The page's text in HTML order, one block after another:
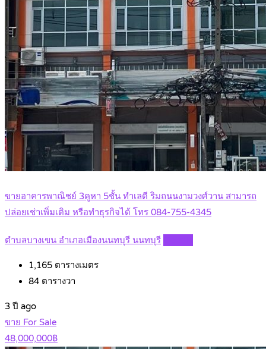
ขายอาคารพาณิชย์ 3คูหา 5ชั้น ทำเลดี ริมถนนงามวงศ์วาน สามารถ
ปล่อยเช่าเพิ่มเติม หรือทำธุรกิจได้ โทร 084-755-4345
ตำบลบางเขน อำเภอเมืองนนทบุรี นนทบุรี
1,165 ตารางเมตร
84 ตารางวา
3 ปี ago
ขาย For Sale
48,000,000฿